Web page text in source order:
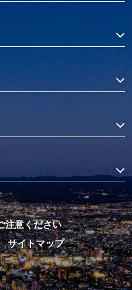
注意ください
サイトマップ